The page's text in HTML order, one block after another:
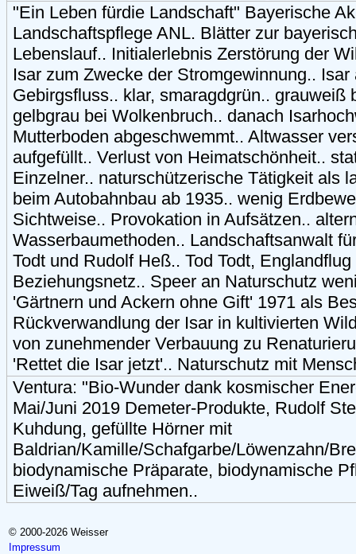
"Ein Leben fürdie Landschaft" Bayerische
Landschaftspflege ANL. Blätter zur
Lebenslauf.. Initialerlebnis Zerstörung der
Isar zum Zwecke der Stromgewinnung..
Gebirgsfluss.. klar, smaragdgrün.. grauweiß
gelbgrau bei Wolkenbruch.. danach
Mutterboden abgeschwemmt.. Altwasser
aufgefüllt.. Verlust von Heimatschönheit..
Einzelner.. naturschützerische Tätigkeit als
beim Autobahnbau ab 1935.. wenig
Sichtweise.. Provokation in Aufsätzen..
Wasserbaumethoden.. Landschaftsanwalt
Todt und Rudolf Heß.. Tod Todt,
Beziehungsnetz.. Speer an Naturschutz
'Gärtnern und Ackern ohne Gift' 1971 als
Rückverwandlung der Isar in kultivierten
von zunehmender Verbauung zu
'Rettet die Isar jetzt'.. Naturschutz mit
Ventura: "Bio-Wunder dank kosmischer
Mai/Juni 2019 Demeter-Produkte, Rudolf
Kuhdung, gefüllte Hörner mit
Baldrian/Kamille/Schafgarbe/Löwenzahn/
biodynamische Präparate, biodynamische
Eiweiß/Tag aufnehmen..
© 2000-2026 Weisser
Impressum